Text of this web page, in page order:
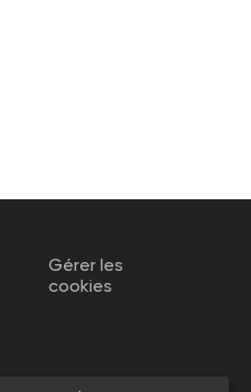
Gérer les
cookies